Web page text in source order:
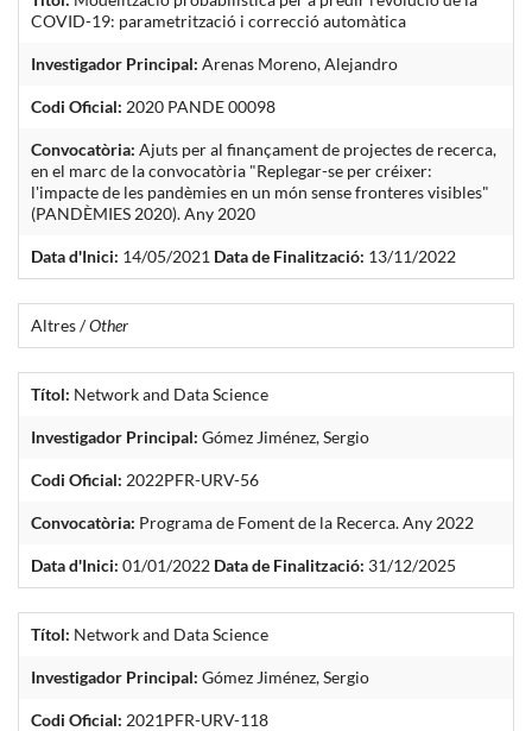
COVID-19: parametrització i correcció automàtica
Investigador Principal: Arenas Moreno, Alejandro
Codi Oficial: 2020 PANDE 00098
Convocatòria: Ajuts per al finançament de projectes de recerca,
en el marc de la convocatòria "Replegar-se per créixer:
l'impacte de les pandèmies en un món sense fronteres visibles"
(PANDÈMIES 2020). Any 2020
Data d'Inici: 14/05/2021 Data de Finalització: 13/11/2022
Altres /Other
Títol: Network and Data Science
Investigador Principal: Gómez Jiménez, Sergio
Codi Oficial: 2022PFR-URV-56
Convocatòria: Programa de Foment de la Recerca. Any 2022
Data d'Inici: 01/01/2022 Data de Finalització: 31/12/2025
Títol: Network and Data Science
Investigador Principal: Gómez Jiménez, Sergio
Codi Oficial: 2021PFR-URV-118